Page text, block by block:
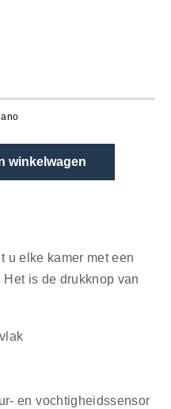
winkelwagen
u elke kamer met een
is de drukknop van
en vochtigheidssensor